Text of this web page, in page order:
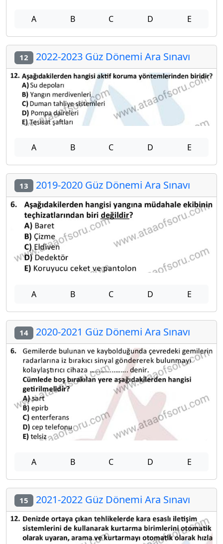
A B C D E
12 2022-2023 Güz Dönemi Ara Sınavı
A B C D E
13 2019-2020 Güz Dönemi Ara Sınavı
A B C D E
14 2020-2021 Güz Dönemi Ara Sınavı
A B C D E
15 2021-2022 Güz Dönemi Ara Sınavı